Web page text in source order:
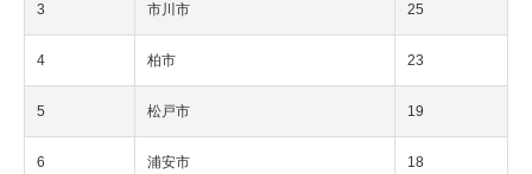
3 市川市 25
4 柏市 23
5 松戸市 19
6 浦安市 18